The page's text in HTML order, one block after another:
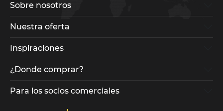
Sobre nosotros
Nuestra oferta
Inspiraciones
¿Donde comprar?
Para los socios comerciales